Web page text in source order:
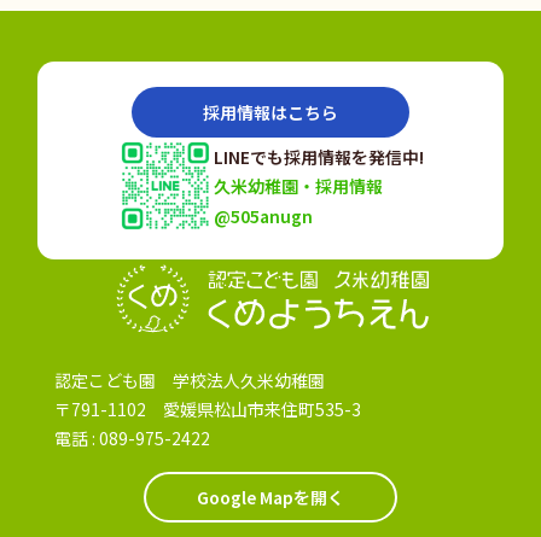
認定こども園 学校法人久米幼稚園
〒791-1102 愛媛県松山市来住町535-3
電話 : 089-975-2422
Google Mapを開く
採用情報はこちら
LINEでも採用情報を発信中!
久米幼稚園・採用情報
@505anugn